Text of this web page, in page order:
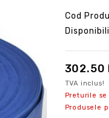
Cod
302.50
TVA inclus!
Preturile
Produsele